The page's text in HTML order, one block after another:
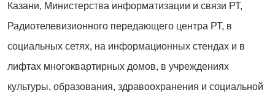
Казани, Министерства информатизации и связи РТ,
Радиотелевизионного передающего центра РТ, в
социальных сетях, на информационных стендах и в
лифтах многоквартирных домов, в учреждениях
культуры, образования, здравоохранения и социальной